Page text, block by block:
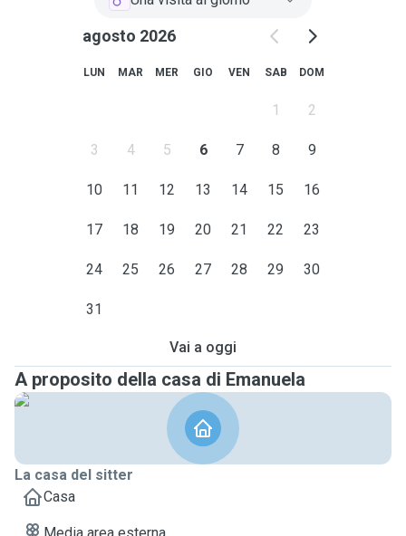
agosto 2026
LUN MAR MER GIO VEN SAB DOM
1 2
3 4 5 6 7 8 9
10 11 12 13 14 15 16
17 18 19 20 21 22 23
24 25 26 27 28 29 30
31
Vai a oggi
A proposito della casa di Emanuela
La casa del sitter
Casa